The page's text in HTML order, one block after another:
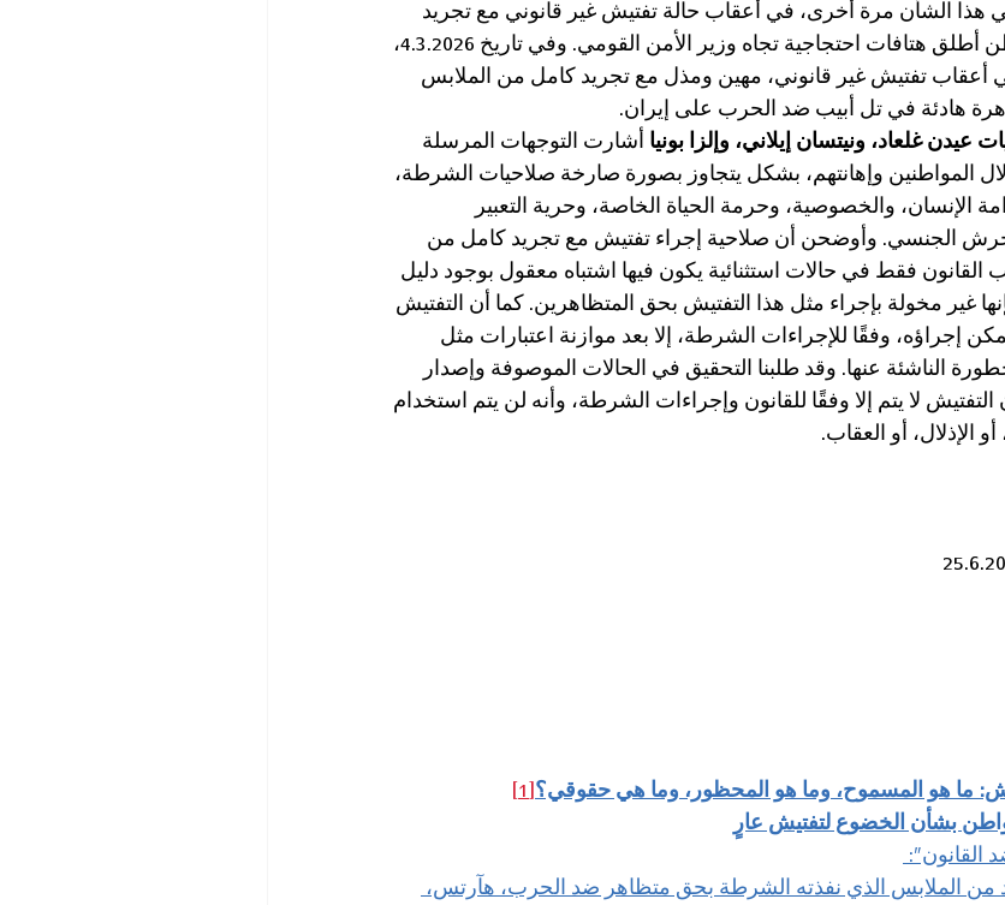
هذا الشأن مرة أخرى، في أعقاب حالة تفتيش غير قانوني مع تجريد
كامل من الملابس أُجريت لمواطن أطلق هتافات احتجاجية تجاه وزير الأمن القومي. وفي تاريخ 4.3.2026،
أعقاب تفتيش غير قانوني، مهين ومذل مع تجريد كامل من الملابس
هادئة في تل أبيب ضد الحرب على إيران.
عيدن غلعاد، ونيتسان إيلاني، وإلزا بونيا
أشارت التوجهات المرسلة
المواطنين وإهانتهم، بشكل يتجاوز بصورة صارخة صلاحيات الشرطة،
والخصوصية، وحرمة الحياة الخاصة، وحرية التعبير
الجنسي. وأوضحن أن صلاحية إجراء تفتيش مع تجريد كامل من
فقط في حالات استثنائية يكون فيها اشتباه معقول بوجود دليل
غير مخولة بإجراء مثل هذا التفتيش بحق المتظاهرين. كما أن التفتيش
إجراؤه، وفقًا للإجراءات الشرطة، إلا بعد موازنة اعتبارات مثل
الناشئة عنها. وقد طلبنا التحقيق في الحالات الموصوفة وإصدار
لا يتم إلا وفقًا للقانون وإجراءات الشرطة، وأنه لن يتم استخدام
الإذلال، أو العقاب.
ما هو المسموح، وما هو المحظور، وما هي حقوقي؟
بشأن الخضوع لتفتيش عارٍ
القانون":
من الملابس الذي نفذته الشرطة بحق متظاهر ضد الحرب، هآرتس،